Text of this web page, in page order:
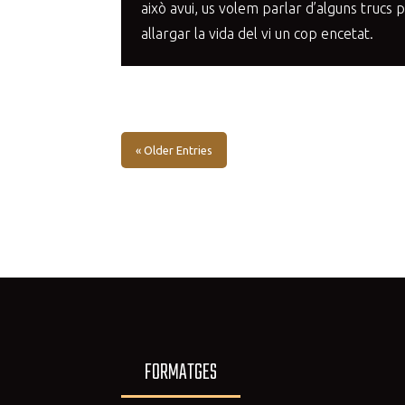
això avui, us volem parlar d’alguns trucs
allargar la vida del vi un cop encetat.
« Older Entries
FORMATGES